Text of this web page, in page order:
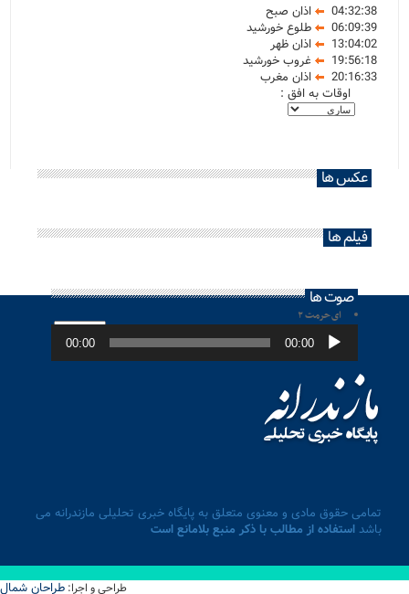
04:32:38
اذان صبح
06:09:39
طلوع خورشید
13:04:02
اذان ظهر
19:56:18
غروب خورشید
20:16:33
اذان مغرب
اوقات به افق :
عکس ها
فیلم ها
صوت ها
ای حرمت ۲
پخش‌کننده
صوت 00:00
00:00
تمامی حقوق مادی و معنوی متعلق به پایگاه خبری تحلیلی مازندرانه می
باشداستفاده از مطالب با ذکر منبع بلامانع است
طراحی و اجرا: طراحان شمال